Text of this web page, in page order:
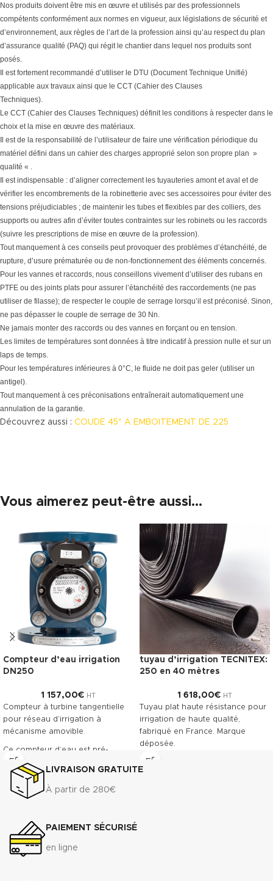
Nos produits doivent être mis en œuvre et utilisés par des professionnels
compétents conformément aux normes en vigueur, aux législations de sécurité et
d’environnement, aux règles de l’art de la profession ainsi qu’au respect du plan
d’assurance qualité (PAQ) qui régit le chantier dans lequel nos produits sont
posés.
Il est fortement recommandé d’utiliser le DTU (Document Technique Unifié)
applicable aux travaux ainsi que le CCT (Cahier des Clauses
Techniques).
Le CCT (Cahier des Clauses Techniques) définit les conditions à respecter dans le
choix et la mise en œuvre des matériaux.
Il est de la responsabilité de l’utilisateur de faire une vérification périodique du
matériel défini dans un cahier des charges approprié selon son propre plan »
qualité « .
Il est indispensable : d’aligner correctement les tuyauteries amont et aval et de
vérifier les encombrements de la robinetterie avec ses accessoires pour éviter des
tensions préjudiciables ; de maintenir les tubes et flexibles par des colliers, des
supports ou autres afin d’éviter toutes contraintes sur les robinets ou les raccords
(suivre les prescriptions de mise en œuvre de la profession).
Tout manquement à ces conseils peut provoquer des problèmes d’étanchéité, de
rupture, d’usure prématurée ou de non-fonctionnement des éléments concernés.
Pour les vannes et raccords, nous conseillons vivement d’utiliser des rubans en
PTFE ou des joints plats pour assurer l’étanchéité des raccordements (ne pas
utiliser de filasse); de respecter le couple de serrage lorsqu’il est préconisé. Sinon,
ne pas dépasser le couple de serrage de 30 Nn.
Ne jamais monter des raccords ou des vannes en forçant ou en tension.
Les limites de températures sont données à titre indicatif à pression nulle et sur un
laps de temps.
Pour les températures inférieures à 0°C, le fluide ne doit pas geler (utiliser un
antigel).
Tout manquement à ces préconisations entraînerait automatiquement une
annulation de la garantie.
Découvrez aussi : COUDE 45° A EMBOITEMENT DE 225
Vous aimerez peut-être aussi…
Compteur d’eau irrigation
DN250
1 157,00€ HT
Compteur à turbine tangentielle
pour réseau d’irrigation à
mécanisme amovible.
Ce compteur d’eau est pré-
équipé pour recevoir la pose
d’un émetteur à impulsions.
Classe métrologique A. Corps en
fonte revêtu, offrant une grande
Raccordement à brides du DN 50
au DN 300
tuyau d’irrigation TECNITEX:
250 en 40 mètres
1 618,00€ HT
Tuyau plat haute résistance pour
irrigation de haute qualité,
fabriqué en France. Marque
déposée.
Télécharger la fiche technique
(.pdf)
LIVRAISON GRATUITE
À partir de 280€
PAIEMENT SÉCURISÉ
en ligne